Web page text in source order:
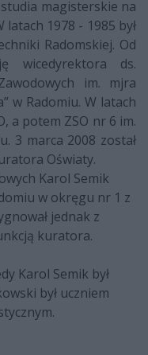
magisterskie na
latach 1978 - 1985 był
Radomskiej. Od
wicedyrektora ds.
im. mjra
w Radomiu. W latach
a potem ZSO nr 6 im.
3 marca 2008 został
Oświaty.
Karol Semik
w okręgu nr 1 z
jednak z
kuratora.
Karol Semik był
był uczniem